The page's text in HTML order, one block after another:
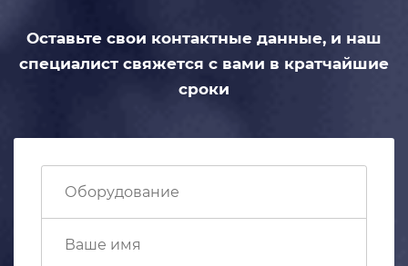
Оставьте свои контактные данные, и наш
специалист свяжется с вами в кратчайшие
сроки